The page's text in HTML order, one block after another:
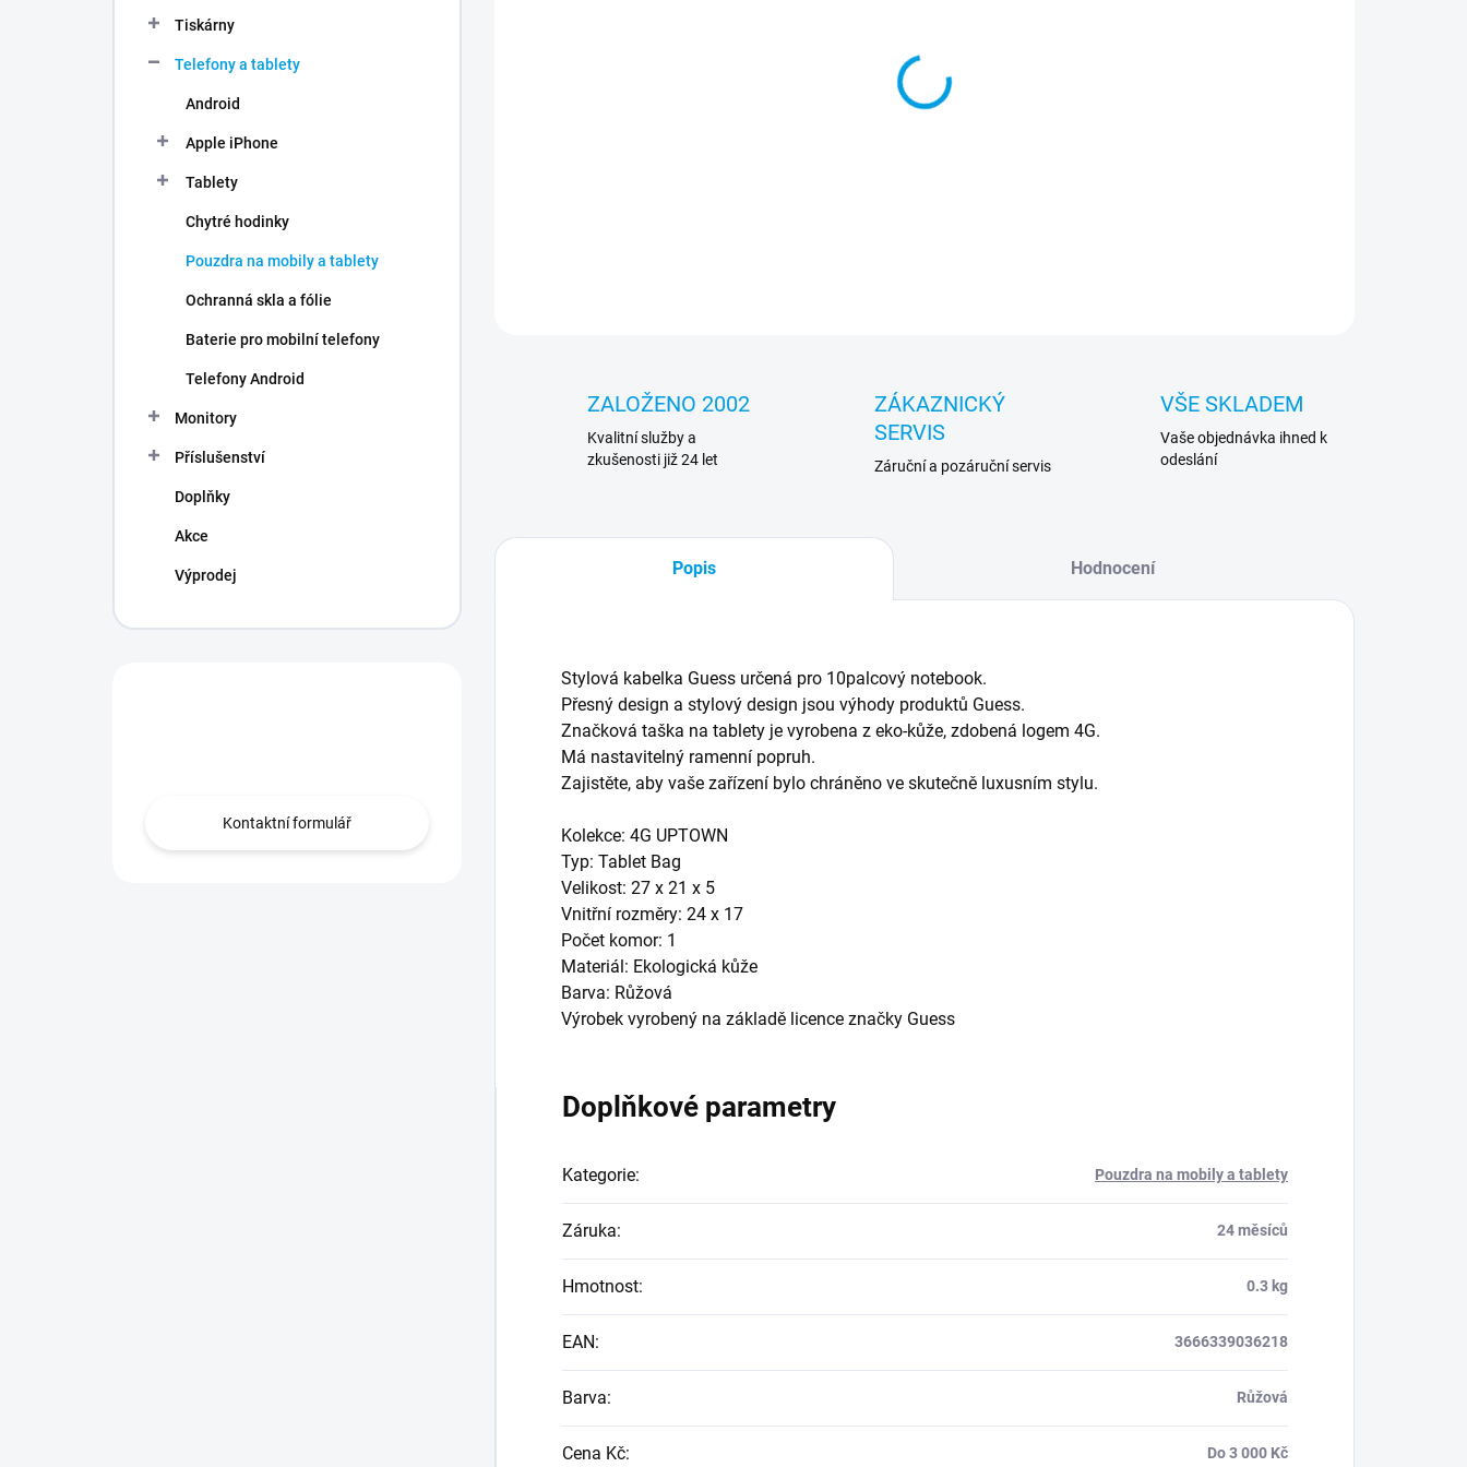
Tiskárny
Telefony a tablety
Android
Apple iPhone
Tablety
Chytré hodinky
Pouzdra na mobily a tablety
Ochranná skla a fólie
Baterie pro mobilní telefony
Telefony Android
Monitory
Příslušenství
Doplňky
Akce
Výprodej
Kontaktní formulář
materiálů
ZALOŽENO 2002
Kvalitní služby a
zkušenosti již 24 let
ZÁKAZNICKÝ
SERVIS
Záruční a pozáruční servis
VŠE SKLADEM
Vaše objednávka ihned k
odeslání
Popis Hodnocení
Stylová kabelka Guess určená pro 10palcový notebook.
Přesný design a stylový design jsou výhody produktů Guess.
Značková taška na tablety je vyrobena z eko-kůže, zdobená logem 4G.
Má nastavitelný ramenní popruh.
Zajistěte, aby vaše zařízení bylo chráněno ve skutečně luxusním stylu.
Kolekce: 4G UPTOWN
Typ: Tablet Bag
Velikost: 27 x 21 x 5
Vnitřní rozměry: 24 x 17
Počet komor: 1
Materiál: Ekologická kůže
Barva: Růžová
Výrobek vyrobený na základě licence značky Guess
Doplňkové parametry
Kategorie: Pouzdra na mobily a tablety
Záruka: 24 měsíců
Hmotnost: 0.3 kg
EAN: 3666339036218
Barva: Růžová
Cena Kč: Do 3 000 Kč